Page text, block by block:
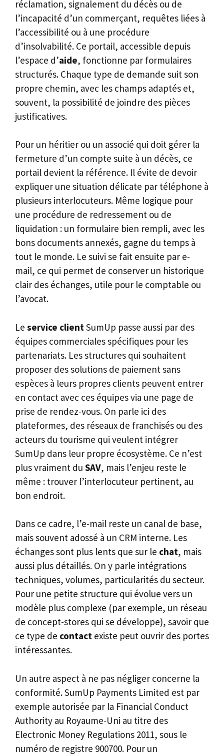
réclamation, signalement du décès ou de
l’incapacité d’un commerçant, requêtes liées à
l’accessibilité ou à une procédure
d’insolvabilité. Ce portail, accessible depuis
l’espace d’aide, fonctionne par formulaires
structurés. Chaque type de demande suit son
propre chemin, avec les champs adaptés et,
souvent, la possibilité de joindre des pièces
justificatives.
Pour un héritier ou un associé qui doit gérer la
fermeture d’un compte suite à un décès, ce
portail devient la référence. Il évite de devoir
expliquer une situation délicate par téléphone à
plusieurs interlocuteurs. Même logique pour
une procédure de redressement ou de
liquidation : un formulaire bien rempli, avec les
bons documents annexés, gagne du temps à
tout le monde. Le suivi se fait ensuite par e-
mail, ce qui permet de conserver un historique
clair des échanges, utile pour le comptable ou
l’avocat.
Le service clientSumUp passe aussi par des
équipes commerciales spécifiques pour les
partenariats. Les structures qui souhaitent
proposer des solutions de paiement sans
espèces à leurs propres clients peuvent entrer
en contact avec ces équipes via une page de
prise de rendez-vous. On parle ici des
plateformes, des réseaux de franchisés ou des
acteurs du tourisme qui veulent intégrer
SumUp dans leur propre écosystème. Ce n’est
plus vraiment du SAV, mais l’enjeu reste le
même : trouver l’interlocuteur pertinent, au
bon endroit.
Dans ce cadre, l’e-mail reste un canal de base,
mais souvent adossé à un CRM interne. Les
échanges sont plus lents que sur le chat, mais
aussi plus détaillés. On y parle intégrations
techniques, volumes, particularités du secteur.
Pour une petite structure qui évolue vers un
modèle plus complexe (par exemple, un réseau
de concept-stores qui se développe), savoir que
ce type de contact existe peut ouvrir des portes
intéressantes.
Un autre aspect à ne pas négliger concerne la
conformité. SumUp Payments Limited est par
exemple autorisée par la Financial Conduct
Authority au Royaume-Uni au titre des
Electronic Money Regulations 2011, sous le
numéro de registre 900700. Pour un